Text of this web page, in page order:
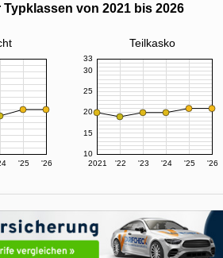
von 2021 bis 2026
Teilkasko
'25 '26 2021 '22 '23 '24 '25 '26
10
15
20
25
30
33